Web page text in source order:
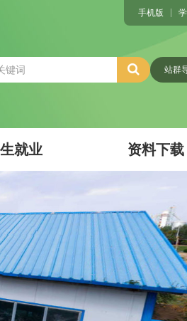
手机版
站群
就业 资料下载